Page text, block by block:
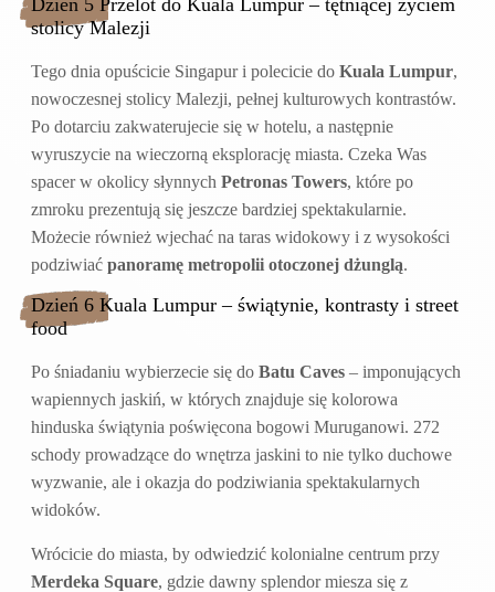
stolicy Malezji
Tego dnia opuścicie Singapur i polecicie do Kuala Lumpur,
nowoczesnej stolicy Malezji, pełnej kulturowych kontrastów.
Po dotarciu zakwaterujecie się w hotelu, a następnie
wyruszycie na wieczorną eksplorację miasta. Czeka Was
spacer w okolicy słynnych Petronas Towers, które po
zmroku prezentują się jeszcze bardziej spektakularnie.
Możecie również wjechać na taras widokowy i z wysokości
podziwiać panoramę metropolii otoczonej dżunglą.
Dzień 6 Kuala Lumpur – świątynie, kontrasty i street
food
Po śniadaniu wybierzecie się do Batu Caves – imponujących
wapiennych jaskiń, w których znajduje się kolorowa
hinduska świątynia poświęcona bogowi Muruganowi. 272
schody prowadzące do wnętrza jaskini to nie tylko duchowe
wyzwanie, ale i okazja do podziwiania spektakularnych
widoków.
Wrócicie do miasta, by odwiedzić kolonialne centrum przy
Merdeka Square, gdzie dawny splendor miesza się z